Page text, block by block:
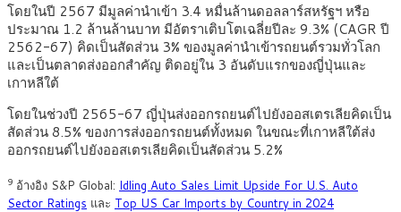
โดยในปี 2567 มีมูลค่านำเข้า 3.4 หมื่นล้านดอลลาร์สหรัฐฯ หรือ
ประมาณ 1.2 ล้านล้านบาท มีอัตราเติบโตเฉลี่ยปีละ 9.3% (CAGR ปี
2562-67) คิดเป็นสัดส่วน 3% ของมูลค่านำเข้ารถยนต์รวมทั่วโลก
และเป็นตลาดส่งออกสำคัญ ติดอยู่ใน 3 อันดับแรกของญี่ปุ่นและ
เกาหลีใต้
โดยในช่วงปี 2565-67 ญี่ปุ่นส่งออกรถยนต์ไปยังออสเตรเลียคิดเป็น
สัดส่วน 8.5% ของการส่งออกรถยนต์ทั้งหมด ในขณะที่เกาหลีใต้ส่ง
ออกรถยนต์ไปยังออสเตรเลียคิดเป็นสัดส่วน 5.2%
9 อ้างอิง S&P Global: Idling Auto Sales Limit Upside For U.S. Auto
Sector Ratings และ Top US Car Imports by Country in 2024